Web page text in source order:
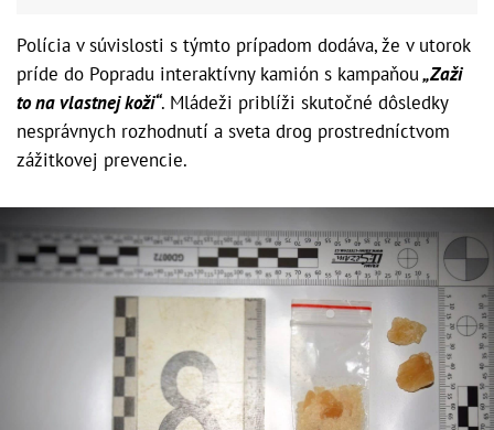
Polícia v súvislosti s týmto prípadom dodáva, že v utorok
príde do Popradu interaktívny kamión s kampaňou„Zaži
to na vlastnej koži“. Mládeži priblíži skutočné dôsledky
nesprávnych rozhodnutí a sveta drog prostredníctvom
zážitkovej prevencie.